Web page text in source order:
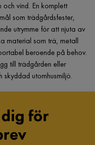
vind. En komplett
som trädgårdsfester,
utrymme för att njuta av
material som trä, metall
beroende på behov.
till trädgården eller
utomhusmiljö.
för